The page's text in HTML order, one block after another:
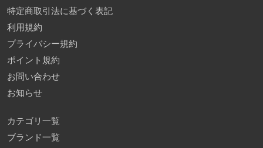
特定商取引法に基づく表記
利用規約
プライバシー規約
ポイント規約
お問い合わせ
お知らせ
カテゴリ一覧
ブランド一覧